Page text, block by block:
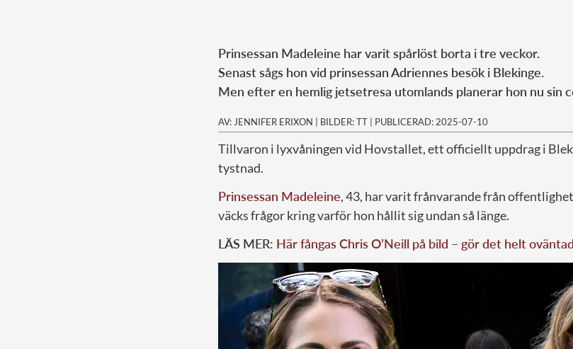
Prinsessan Madeleine har varit spårlöst borta i tre veckor.
Senast sågs hon vid prinsessan Adriennes besök i Blekinge.
Men efter en hemlig jetsetresa utomlands planerar hon nu sin
AV: JENNIFER ERIXON | BILDER: TT | PUBLICERAD: 2025-07-10
Tillvaron i lyxvåningen vid Hovstallet, ett officiellt uppdrag i
tystnad.
Prinsessan Madeleine, 43, har varit frånvarande från
väcks frågor kring varför hon hållit sig undan så länge.
LÄS MER: Här fångas Chris O’Neill på bild – gör det helt